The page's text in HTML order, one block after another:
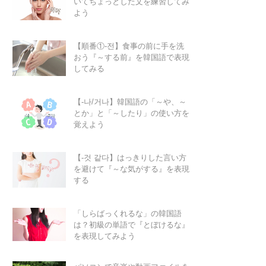
よう
【順番①-전】食事の前に手を洗
おう『～する前』を韓国語で表現
してみる
【-나/거나】韓国語の「～や、～
とか」と「～したり」の使い方を
覚えよう
【-것 같다】はっきりした言い方
を避けて『～な気がする』を表現
する
「しらばっくれるな」の韓国語
は？初級の単語で『とぼけるな』
を表現してみよう